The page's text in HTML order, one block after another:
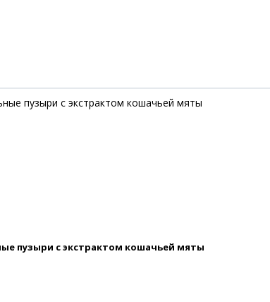
пузыри с экстрактом кошачьей мяты